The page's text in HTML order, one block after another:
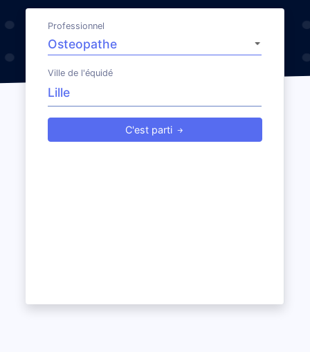
Professionnel
Ville de l'équidé
C'est parti